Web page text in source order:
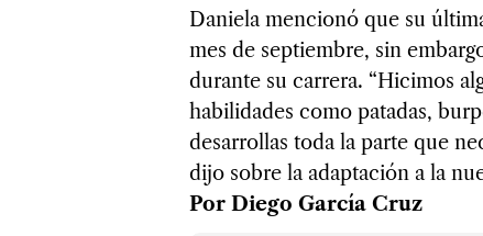
Daniela mencionó que su
mes de septiembre, sin
durante su carrera. “Hicimos
habilidades como patadas,
desarrollas toda la parte que
dijo sobre la adaptación a la
Por Diego García Cruz